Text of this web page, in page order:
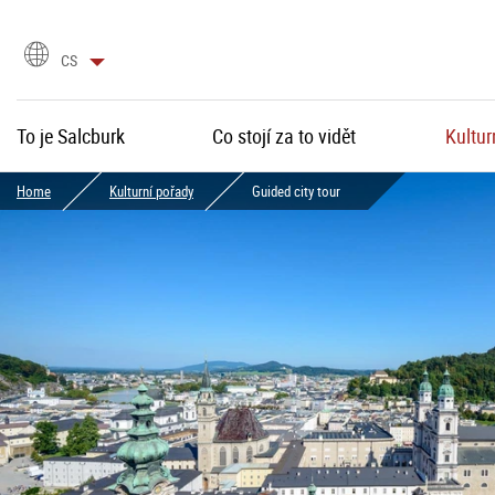
language
selection
CS
To je Salcburk Co stojí za to vidět
Home Kulturní pořady Guided city tour